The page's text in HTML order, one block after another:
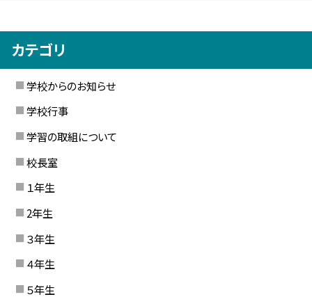
カテゴリ
学校からのお知らせ
学校行事
学習の取組について
校長室
１年生
2年生
３年生
４年生
５年生